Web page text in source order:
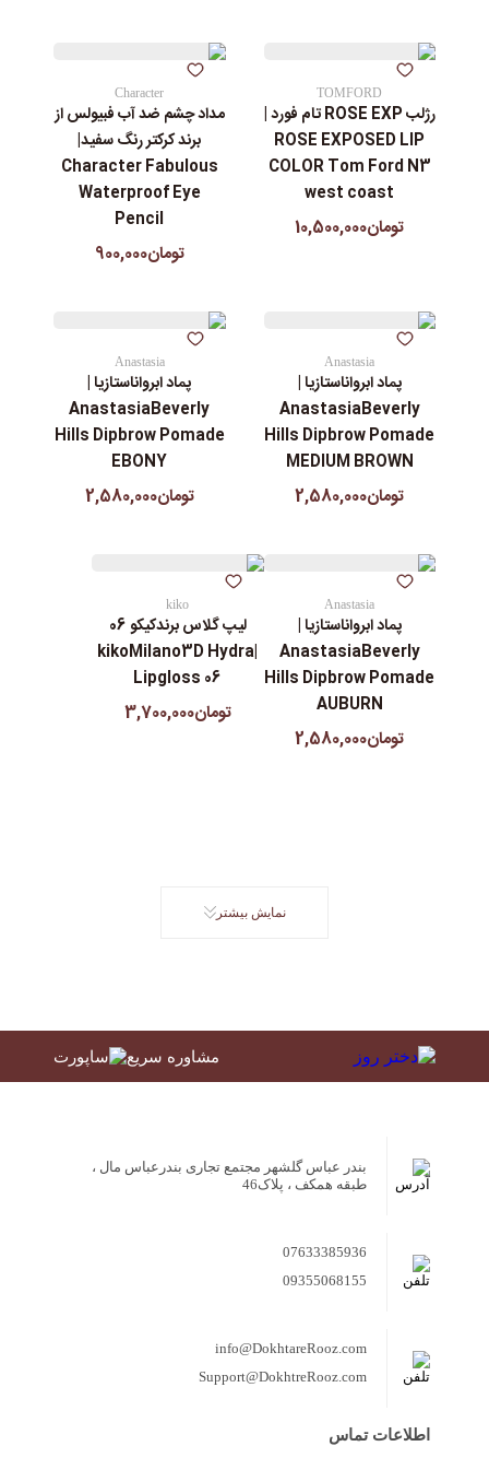
TOMFORD
رژلب ROSE EXP تام فورد |
ROSE EXPOSED LIP
COLOR Tom Ford N3
west coast
تومان10,500,000
Character
مداد چشم ضد آب فبیولس از
برند کرکتر رنگ سفید|
Character Fabulous
Waterproof Eye
Pencil
تومان900,000
Anastasia
پماد ابرواناستازیا |
AnastasiaBeverly
Hills Dipbrow Pomade
MEDIUM BROWN
تومان2,580,000
Anastasia
پماد ابرواناستازیا |
AnastasiaBeverly
Hills Dipbrow Pomade
EBONY
تومان2,580,000
Anastasia
پماد ابرواناستازیا |
AnastasiaBeverly
Hills Dipbrow Pomade
AUBURN
تومان2,580,000
kiko
لیپ گلاس‌ برندکیکو 06
|kikoMilano3D Hydra
Lipgloss 06
تومان3,700,000
نمایش بیشتر
مشاوره سریع
بندر عباس گلشهر مجتمع تجاری بندرعباس مال ،
طبقه همکف ، پلاک46
07633385936
09355068155
info@DokhtareRooz.com
Support@DokhtreRooz.com
اطلاعات تماس